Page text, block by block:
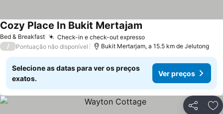
Bed & Breakfast Check-in e check-out expressoVer preços
Cozy Place In Bukit Mertajam
/ Pontuação não disponível Bukit Mertarjam, a 15.5 km de Jelutong
Selecione as datas para ver os preços
exatos.
Ver preços
Partilhar